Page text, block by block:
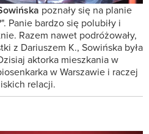
poznały się na planie
Panie bardzo się polubiły i
Razem nawet podróżowały,
z Dariuszem K., Sowińska była
aktorka mieszkania w
w Warszawie i raczej
relacji.